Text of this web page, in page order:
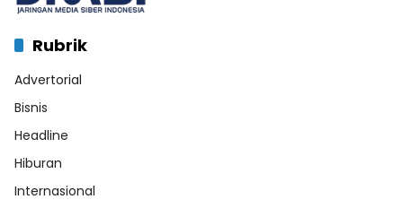
Rubrik
Advertorial
Bisnis
Headline
Hiburan
Internasional